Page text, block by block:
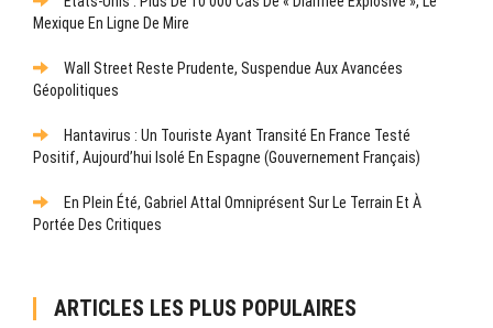
Mexique En Ligne De Mire
Wall Street Reste Prudente, Suspendue Aux Avancées
Géopolitiques
Hantavirus : Un Touriste Ayant Transité En France Testé
Positif, Aujourd’hui Isolé En Espagne (gouvernement Français)
En Plein Été, Gabriel Attal Omniprésent Sur Le Terrain Et À
Portée Des Critiques
ARTICLES LES PLUS POPULAIRES